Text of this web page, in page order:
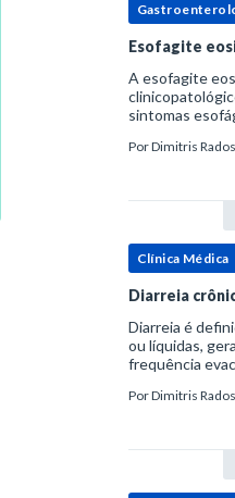
Esofagite
A esofagite
sintomas
dentro do
PorDimitris Rados
Clínica Médica
Diarreia
Diarreia é
ou líquidas,
frequência
prática, a
PorDimitris Rados